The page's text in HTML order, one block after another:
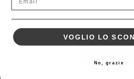
VOGLIO LO
No, grazie